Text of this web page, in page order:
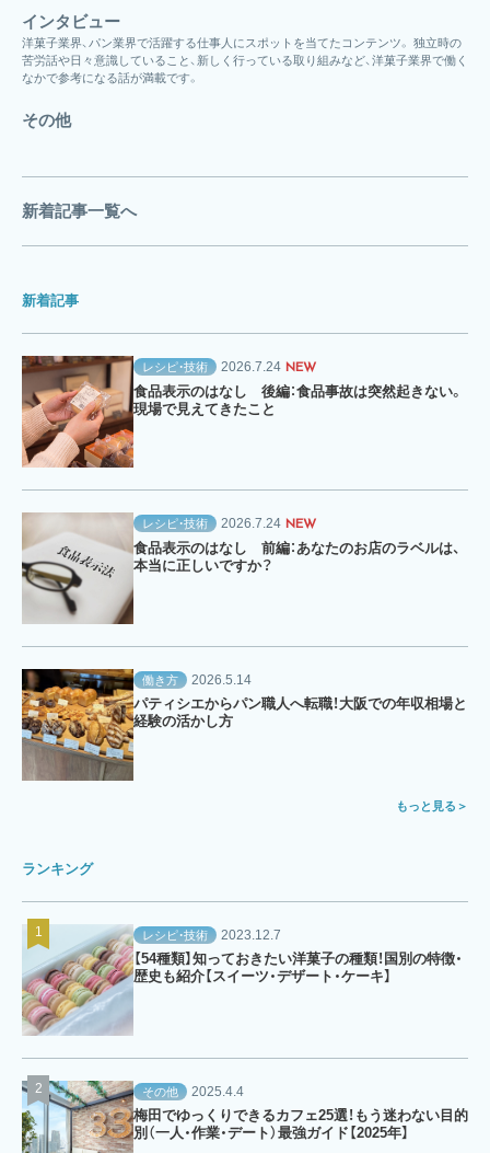
インタビュー
洋菓子業界、パン業界で活躍する仕事人にスポットを当てたコンテンツ。 独立時の
苦労話や日々意識していること、新しく行っている取り組みなど、洋菓子業界で働く
なかで参考になる話が満載です。
その他
新着記事一覧へ
新着記事
レシピ・技術 2026.7.24 NEW
食品表示のはなし 後編：食品事故は突然起きない。
現場で見えてきたこと
レシピ・技術 2026.7.24 NEW
食品表示のはなし 前編：あなたのお店のラベルは、
本当に正しいですか？
働き方 2026.5.14
パティシエからパン職人へ転職！大阪での年収相場と
経験の活かし方
もっと見る
ランキング
レシピ・技術 2023.12.7
【54種類】知っておきたい洋菓子の種類！国別の特徴・
歴史も紹介【スイーツ・デザート・ケーキ】
その他 2025.4.4
梅田でゆっくりできるカフェ25選！もう迷わない目的
別（一人・作業・デート）最強ガイド【2025年】